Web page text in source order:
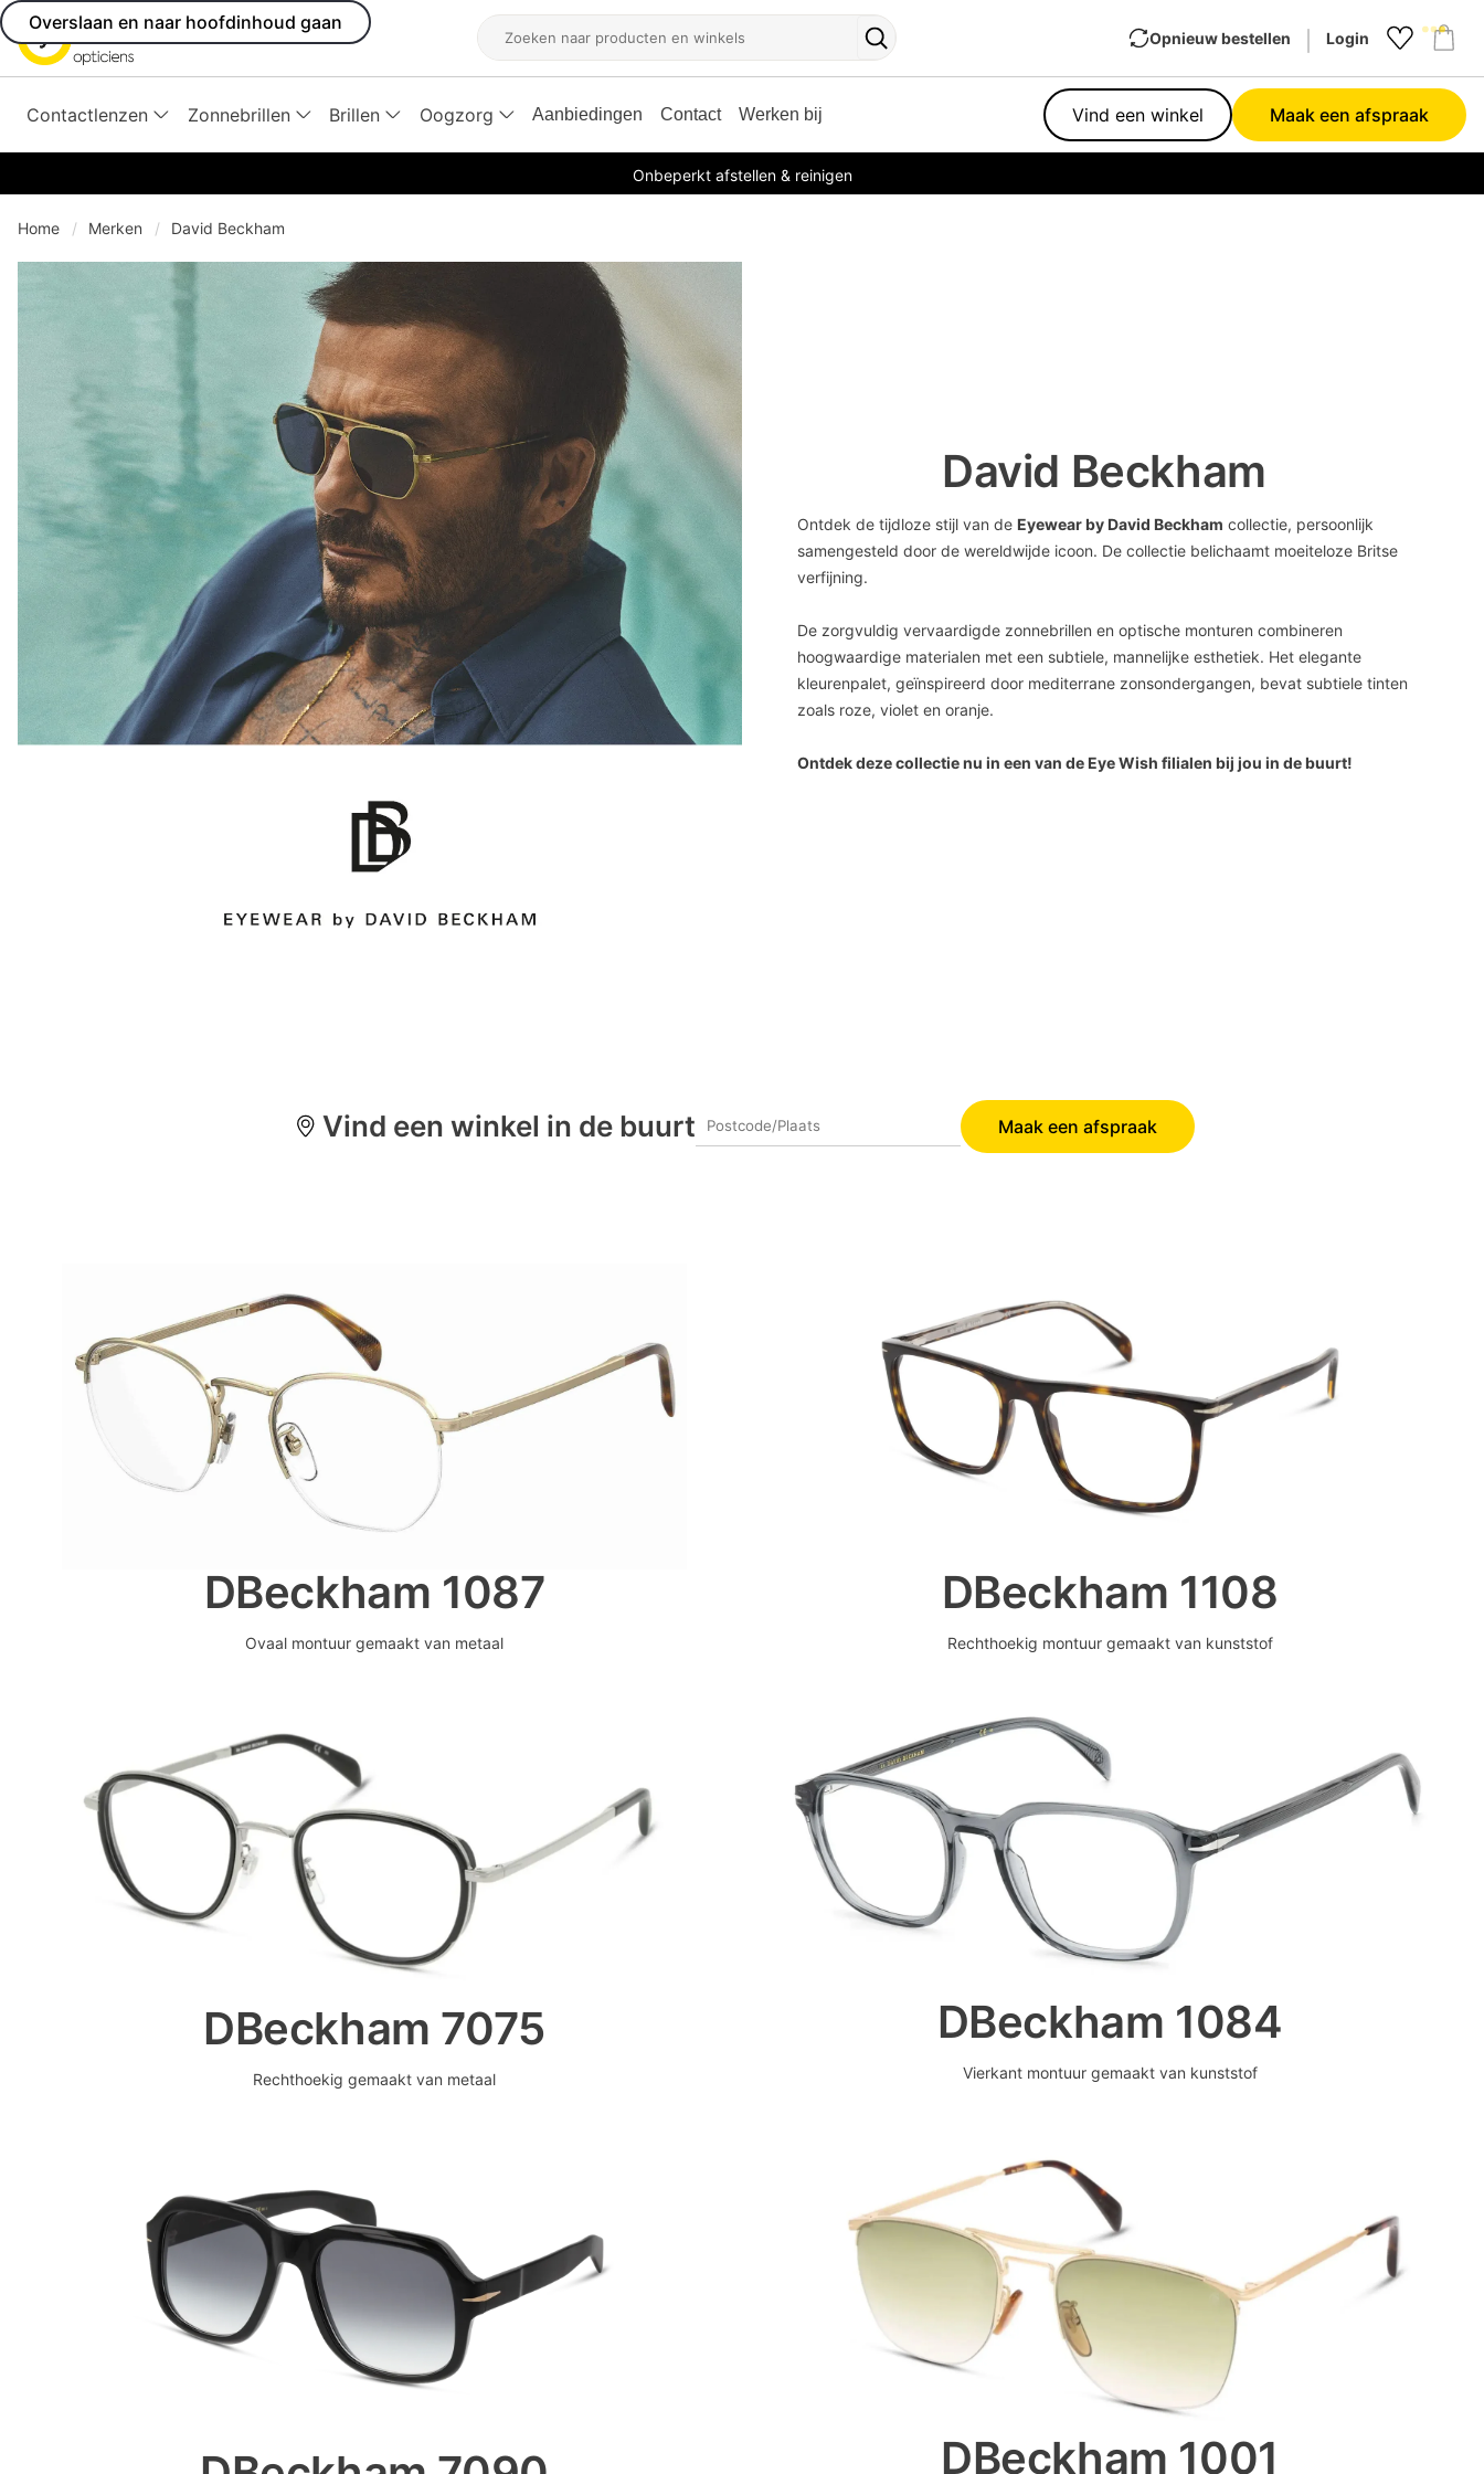
Overslaan en naar hoofdinhoud gaan
Zoeken
Zoekknop
Opnieuw bestellen Login
Contactlenzen Zonnebrillen Brillen Oogzorg Aanbiedingen Contact Werken bij Vind een winkel Maak een afspraak
Onbeperkt afstellen & reinigen
Home Merken David Beckham
David Beckham
Ontdek de tijdloze stijl van de Eyewear by David Beckham collectie, persoonlijk
samengesteld door de wereldwijde icoon. De collectie belichaamt moeiteloze Britse
verfijning.
De zorgvuldig vervaardigde zonnebrillen en optische monturen combineren
hoogwaardige materialen met een subtiele, mannelijke esthetiek. Het elegante
kleurenpalet, geïnspireerd door mediterrane zonsondergangen, bevat subtiele tinten
zoals roze, violet en oranje.
Ontdek deze collectie nu in een van de Eye Wish filialen bij jou in de buurt!
Vind een winkel in de buurt Maak een afspraak
DBeckham 1087
Ovaal montuur gemaakt van metaal
DBeckham 1108
Rechthoekig montuur gemaakt van kunststof
DBeckham 7075
Rechthoekig gemaakt van metaal
DBeckham 1084
Vierkant montuur gemaakt van kunststof
DBeckham 1001